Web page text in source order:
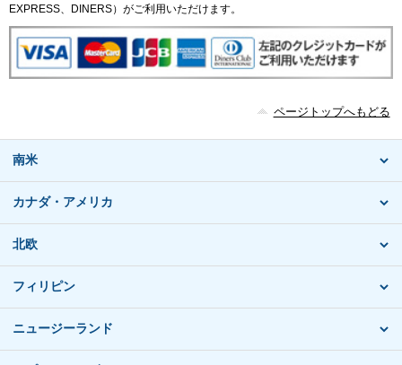
EXPRESS、DINERS）がご利用いただけます。
ページトップへもどる
南米
カナダ・アメリカ
北欧
フィリピン
ニュージーランド